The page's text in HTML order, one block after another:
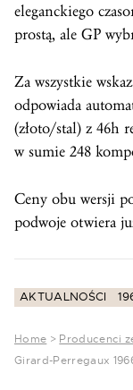
eleganckiego
prostą, ale GP
Za wszystkie
odpowiada
(złoto/stal) z 46h
w sumie 248
Ceny obu wersji
podwoje otwiera
AKTUALNOŚCI
Home > Producenci
Girard-Perregaux